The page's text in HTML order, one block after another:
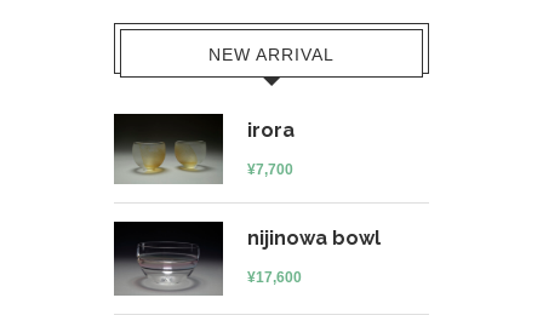
NEW ARRIVAL
irora
¥7,700
nijinowa bowl
¥17,600